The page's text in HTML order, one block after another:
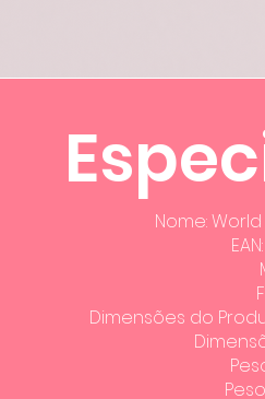
Nome: World
Dimensões do